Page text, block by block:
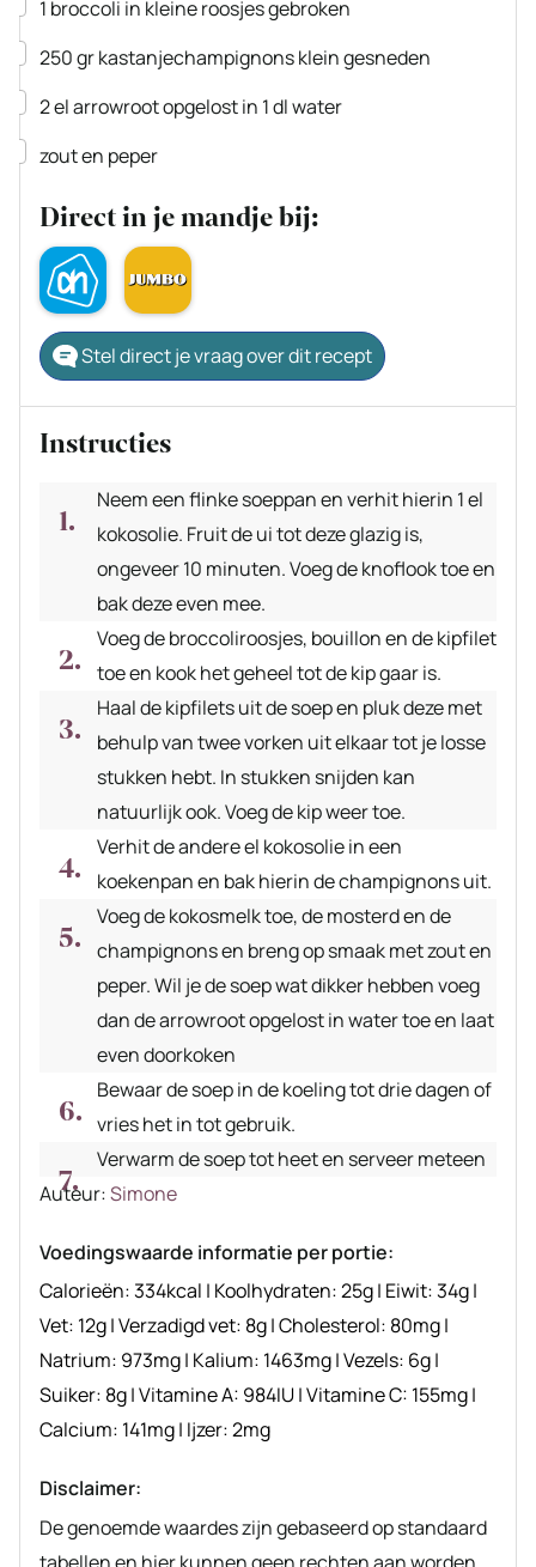
1 broccoli in kleine roosjes gebroken
▢
250grkastanjechampignonsklein gesneden
▢
2elarrowrootopgelost in 1 dl water
▢
zout en peper
Direct in je mandje bij:
Stel direct je vraag over dit recept
Instructies
Neem een flinke soeppan en verhit hierin 1 el
kokosolie. Fruit de ui tot deze glazig is,
ongeveer 10 minuten. Voeg de knoflook toe en
bak deze even mee.
Voeg de broccoliroosjes, bouillon en de kipfilet
toe en kook het geheel tot de kip gaar is.
Haal de kipfilets uit de soep en pluk deze met
behulp van twee vorken uit elkaar tot je losse
stukken hebt. In stukken snijden kan
natuurlijk ook. Voeg de kip weer toe.
Verhit de andere el kokosolie in een
koekenpan en bak hierin de champignons uit.
Voeg de kokosmelk toe, de mosterd en de
champignons en breng op smaak met zout en
peper. Wil je de soep wat dikker hebben voeg
dan de arrowroot opgelost in water toe en laat
even doorkoken
Bewaar de soep in de koeling tot drie dagen of
vries het in tot gebruik.
Verwarm de soep tot heet en serveer meteen
Auteur
Auteur:Simone
Voedingswaarde informatie per portie:
Calorieën:334kcal | Koolhydraten:25g| Eiwit:34g|
Vet: 12g|Verzadigd vet: 8g|Cholesterol: 80mg|
Natrium: 973mg| Kalium: 1463mg|Vezels: 6g|
Suiker: 8g|Vitamine A: 984IU|Vitamine C: 155mg|
Calcium: 141mg| Ijzer:2mg
Disclaimer:
De genoemde waardes zijn gebaseerd op standaard